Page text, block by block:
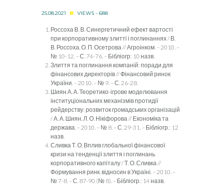
25.08.2021 VIEWS - 688
Россоха В. В. Синергетичний ефект вартості
при корпоративному злитті і поглинаннях / В.
В. Россоха, О. П. Осетрова // Агроінком. – 2010. –
№ 10-12. – С. 74-76. – Бібліогр: 10 назв.
Злиття та поглинання компаній: поради для
фінансових директорів // Фінансовий ринок
України. – 2010. – № 9. – С. 26-28.
Шиян А. А. Теоретико-ігрове моделювання
інституціональних механізмів протидії
рейдерству: розвиток громадських організацій
/ А. А. Шиян, Л. О. Нікіфорова // Економіка та
держава. – 2010. – № 8. – С. 29-31. – Бібліогр.: 12
назв.
Сливка Т. О. Вплив глобальної фінансової
кризи на тенденції злиття і поглинань
корпоративного капіталу / Т. О. Сливка //
Формування ринк. відносин в Україні. – 2010. –
№ 7-8. – С. 87-90 (№ 8). – Бібліогр.: 14 назв.